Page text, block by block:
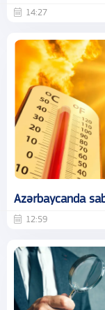
14:27
Azərbaycanda
12:59